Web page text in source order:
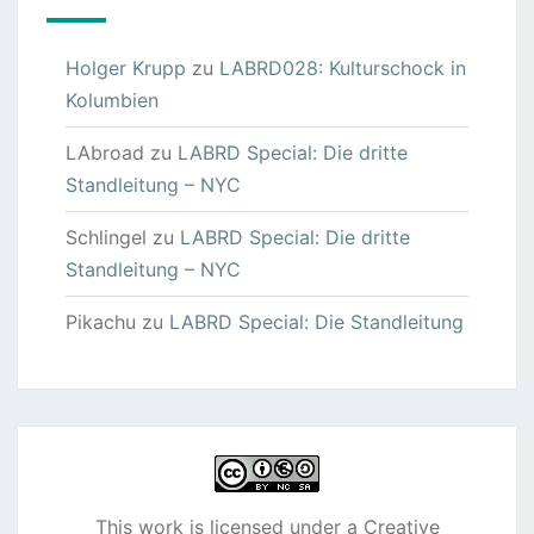
Holger Krupp zu LABRD028: Kulturschock in
Kolumbien
LAbroad zu LABRD Special: Die dritte
Standleitung – NYC
Schlingel zu LABRD Special: Die dritte
Standleitung – NYC
Pikachu zu LABRD Special: Die Standleitung
This work is licensed under a Creative